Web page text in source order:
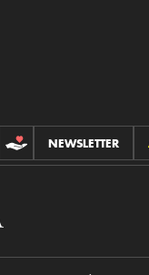
CONTRIBUCIONES
NEWSLETTER